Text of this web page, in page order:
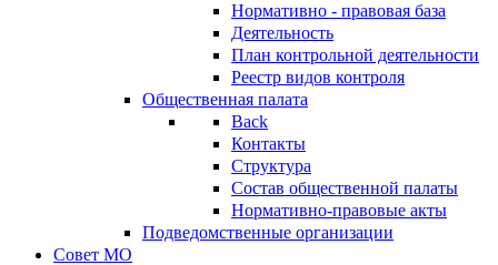
Нормативно - правовая база
Деятельность
План контрольной деятельности
Реестр видов контроля
Общественная палата
Back
Контакты
Структура
Состав общественной палаты
Нормативно-правовые акты
Подведомственные организации
Совет МО